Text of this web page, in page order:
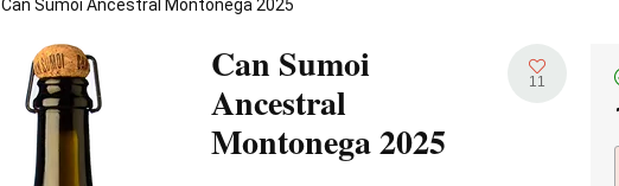
Can Sumoi Ancestral Montonega 2025
Can Sumoi
Ancestral
Montonega2025
11